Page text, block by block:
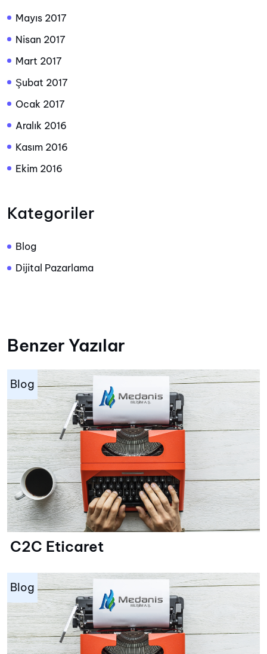
Mayıs 2017
Nisan 2017
Mart 2017
Şubat 2017
Ocak 2017
Aralık 2016
Kasım 2016
Ekim 2016
Kategoriler
Blog
Dijital Pazarlama
Benzer Yazılar
Blog
C2C Eticaret
Blog